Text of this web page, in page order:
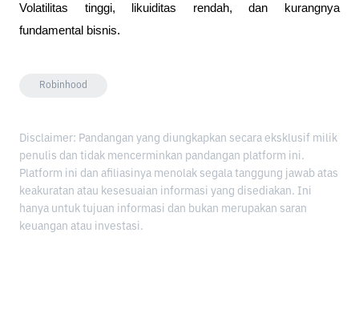
Volatilitas tinggi, likuiditas rendah, dan kurangnya
fundamental bisnis.
Robinhood
Disclaimer: Pandangan yang diungkapkan secara eksklusif milik
penulis dan tidak mencerminkan pandangan platform ini.
Platform ini dan afiliasinya menolak segala tanggung jawab atas
keakuratan atau kesesuaian informasi yang disediakan. Ini
hanya untuk tujuan informasi dan bukan merupakan saran
keuangan atau investasi.